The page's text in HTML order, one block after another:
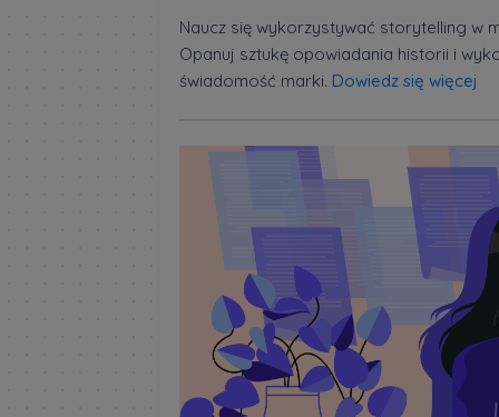
Naucz się wykorzystywać storytelling w
Opanuj sztukę opowiadania historii i
świadomość marki. Dowiedz się więcej